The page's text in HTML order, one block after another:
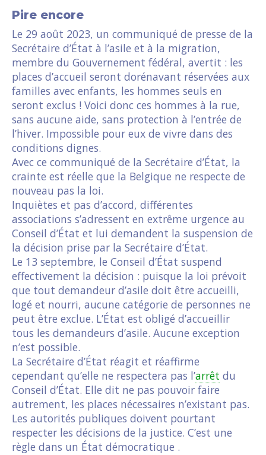
Pire encore
Le 29 août 2023, un communiqué de presse de la
Secrétaire d’État à l’asile et à la migration,
membre du Gouvernement fédéral, avertit : les
places d’accueil seront dorénavant réservées aux
familles avec enfants, les hommes seuls en
seront exclus ! Voici donc ces hommes à la rue,
sans aucune aide, sans protection à l’entrée de
l’hiver. Impossible pour eux de vivre dans des
conditions dignes.
Avec ce communiqué de la Secrétaire d’État, la
crainte est réelle que la Belgique ne respecte de
nouveau pas la loi.
Inquiètes et pas d’accord, différentes
associations s’adressent en extrême urgence au
Conseil d’État et lui demandent la suspension de
la décision prise par la Secrétaire d’État.
Le 13 septembre, le Conseil d’État suspend
effectivement la décision : puisque la loi prévoit
que tout demandeur d’asile doit être accueilli,
logé et nourri, aucune catégorie de personnes ne
peut être exclue. L’État est obligé d’accueillir
tous les demandeurs d’asile. Aucune exception
n’est possible.
La Secrétaire d’État réagit et réaffirme
cependant qu’elle ne respectera pas l’arrêt du
Conseil d’État. Elle dit ne pas pouvoir faire
autrement, les places nécessaires n’existant pas.
Les autorités publiques doivent pourtant
respecter les décisions de la justice. C’est une
règle dans un État démocratique .